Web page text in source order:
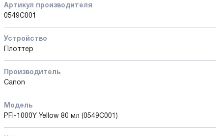
Артикул производителя
0549C001
Устройство
Плоттер
Производитель
Canon
Модель
PFI-1000Y Yellow 80 мл (0549C001)